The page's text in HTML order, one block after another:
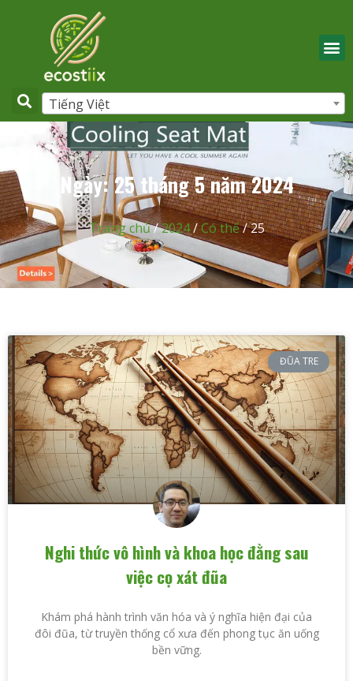
Tiếng Việt
Ngày: 25 tháng 5 năm 2024
Trang chủ/2024/Có thể/ 25
ĐŨA TRE
Nghi thức vô hình và khoa học đằng sau
việc cọ xát đũa
Khám phá hành trình văn hóa và ý nghĩa hiện đại của
đôi đũa, từ truyền thống cổ xưa đến phong tục ăn uống
bền vững.